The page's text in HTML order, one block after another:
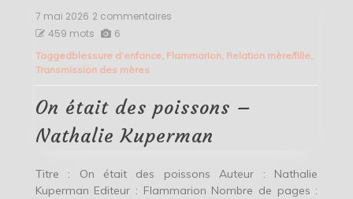
7 mai 2026 2 commentaires
des
Nathalie
Kuperman
459 mots 6
Taggedblessure d’enfance, Flammarion, Relation mère/fille,
Transmission des mères
On était des poissons –
Nathalie Kuperman
Titre : On était des poissons Auteur : Nathalie
Kuperman Editeur : Flammarion Nombre de pages :